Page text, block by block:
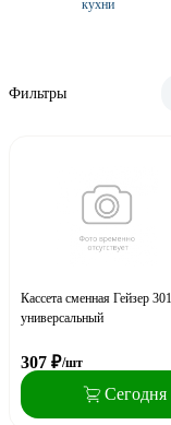
кухни
Фильтры
Кассета сменная Гейзер 301
универсальный
307 ₽/шт
Сегодня